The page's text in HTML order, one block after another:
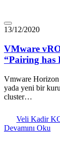
13/12/2020
VMware
“Pairing has
Vmware Horizon
yada yeni bir
cluster…
Veli Kadir
Devamını Oku